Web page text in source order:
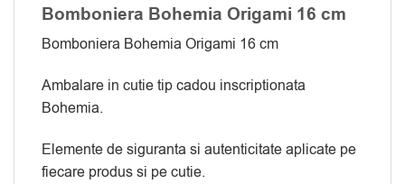
Bomboniera Bohemia Origami 16 cm
Bomboniera Bohemia Origami 16 cm
Ambalare in cutie tip cadou inscriptionata
Bohemia.
Elemente de siguranta si autenticitate aplicate pe
fiecare produs si pe cutie.